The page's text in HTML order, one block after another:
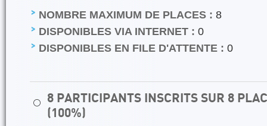
NOMBRE MAXIMUM DE PLACES : 8
DISPONIBLES VIA INTERNET : 0
DISPONIBLES EN FILE D'ATTENTE : 0
⚪
8 PARTICIPANTS INSCRITS SUR 8
(100%)